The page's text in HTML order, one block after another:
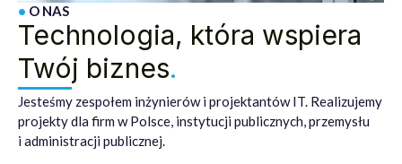
• O NAS
Technologia, która wspiera
Twój biznes.
Jesteśmy zespołem inżynierów i projektantów IT. Realizujemy
projekty dla firm w Polsce, instytucji publicznych, przemysłu
i administracji publicznej.